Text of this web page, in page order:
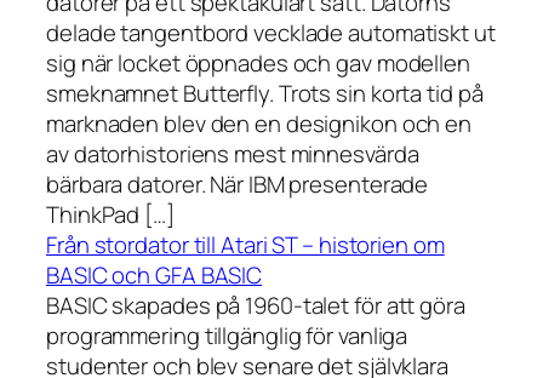
delade tangentbord vecklade automatiskt ut
sig när locket öppnades och gav modellen
smeknamnet Butterfly. Trots sin korta tid på
marknaden blev den en designikon och en
av datorhistoriens mest minnesvärda
bärbara datorer. När IBM presenterade
ThinkPad […]
Från stordator till Atari ST – historien om
BASIC och GFA BASIC
BASIC skapades på 1960-talet för att göra
programmering tillgänglig för vanliga
studenter och blev senare det självklara